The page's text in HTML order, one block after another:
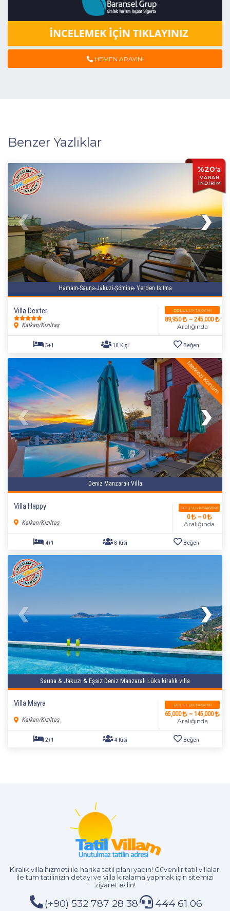
HEMEN ARAYIN!
Benzer Yazlıklar
%20'a
VARAN
İNDİRİM
Hamam-Sauna-Jakuzi-Şömine- Yerden Isıtma
Villa Dexter
Kalkan/Kızıltaş
DOLULUK TAKVIMI
89,950 ~ 245,000
Aralığında
5+1 Beğen
Merkezi Konum
Deniz Manzaralı Villa
Villa Happy
Kalkan/Kızıltaş
DOLULUK TAKVIMI
0 ~ 0
Aralığında
Sauna & Jakuzi & Eşsiz Deniz Manzaralı Lüks kiralık villa
Villa Mayra
Kalkan/Kızıltaş
DOLULUK TAKVIMI
65,000 ~ 145,000
Aralığında
Kiralık villa hizmetiile harika tatil planı yapın! Güvenilir tatil villaları
ile tüm tatilinizin detayı ve villa kiralama yapmak için sitemizi
ziyaret edin!
(+90) 532 787 28 38 444 61 06